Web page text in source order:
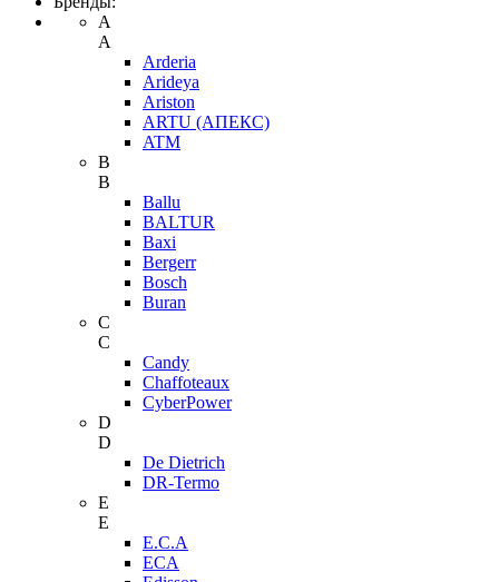
A
A
Arderia
Arideya
Ariston
ARTU (АПЕКС)
ATM
B
B
Ballu
BALTUR
Baxi
Bergerr
Bosch
Buran
C
C
Candy
Chaffoteaux
CyberPower
D
D
De Dietrich
DR-Termo
E
E
E.C.A
ECA